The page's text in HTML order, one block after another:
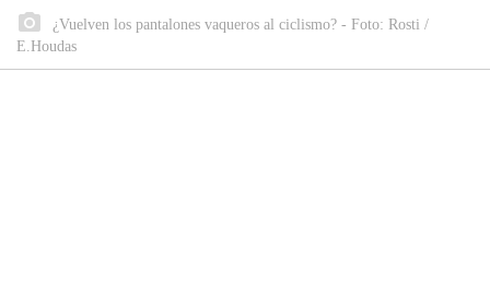
¿Vuelven los pantalones vaqueros al ciclismo? - Foto: Rosti /
E.Houdas